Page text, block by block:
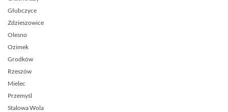
Głubczyce
Zdzieszowice
Olesno
Ozimek
Grodków
Rzeszów
Mielec
Przemyśl
Stalowa Wola